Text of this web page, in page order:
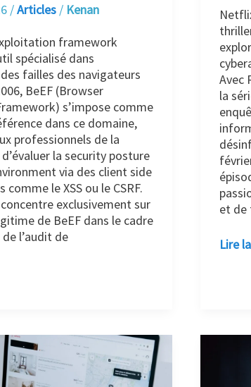
/Articles / Kenan
framework
spécialisé dans
failles des navigateurs
BeEF (Browser
s’impose comme
dans ce domaine,
professionnels de la
la security posture
via des client side
le XSS ou le CSRF.
exclusivement sur
de BeEF dans le cadre
l’audit de
Avec
la
et de
Lire